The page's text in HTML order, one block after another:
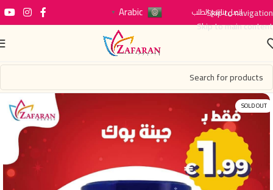
Skip to navigation
Skip to main content
اتصل بناتتبع الطلب Arabic
▼
SOLD OUT